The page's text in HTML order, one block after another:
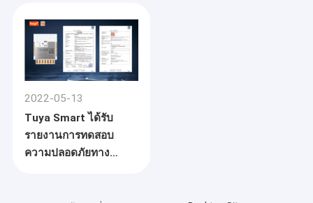
2022-05-13
Tuya Smart ได้รับ
รายงานการทดสอบ
ความปลอดภัยทาง